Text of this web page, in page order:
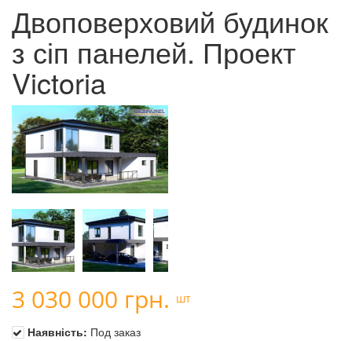
Двоповерховий будинок
з сіп панелей. Проект
Victoria
3 030 000 грн. шт
Наявність: Под заказ